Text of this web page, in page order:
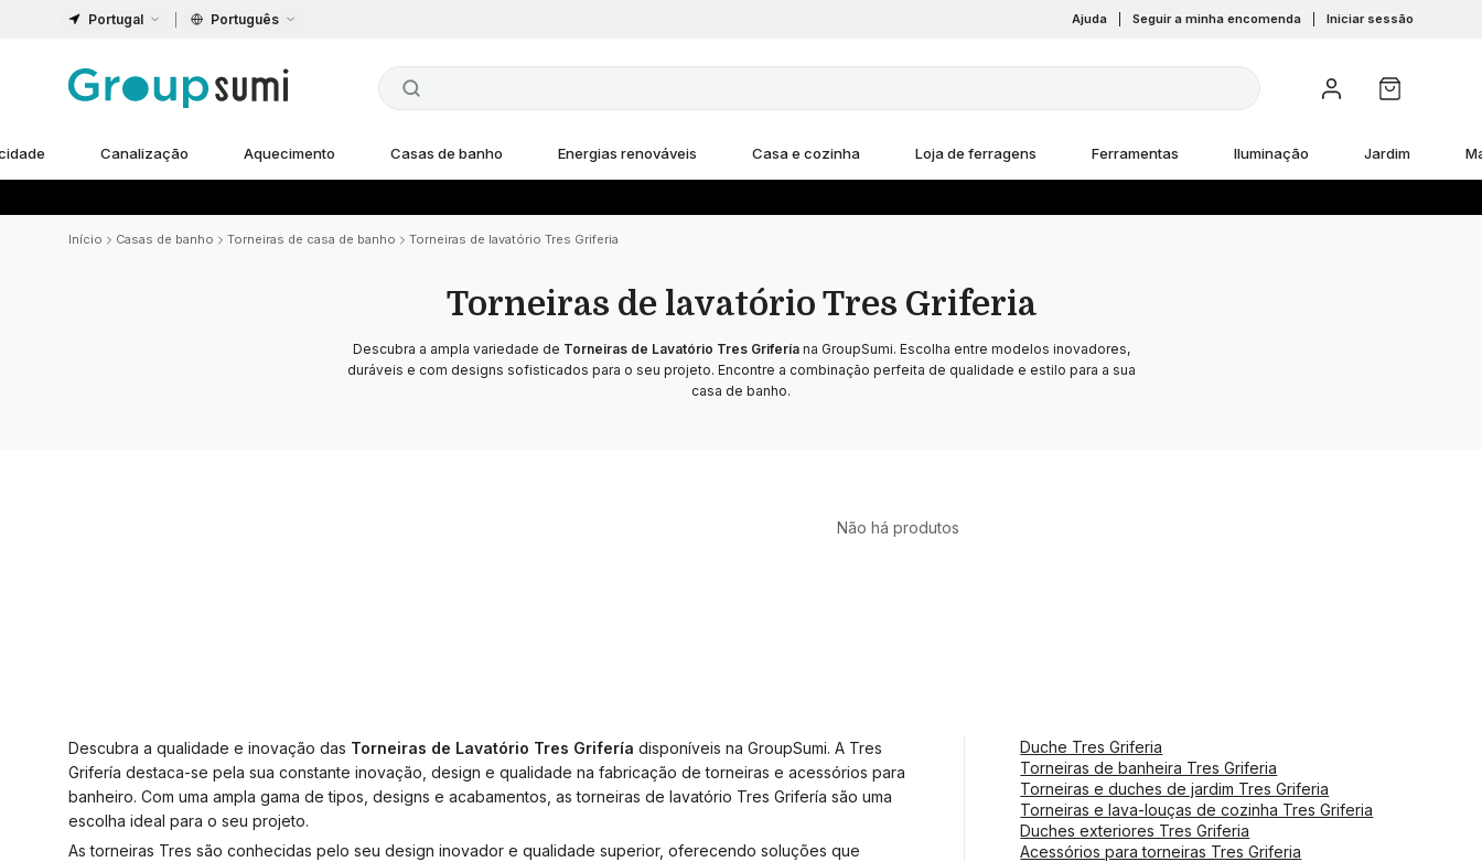
Portugal Português Ajuda Seguir a minha encomenda Iniciar sessão
Canalização Aquecimento Casas de banho Energias renováveis Casa e cozinha Loja de ferragens Ferramentas Iluminação Jardim
Início Casas de banho Torneiras de casa de banho Torneiras de lavatório Tres Griferia
Torneiras de lavatório Tres Griferia
Descubra a ampla variedade de Torneiras de Lavatório Tres Griferíana GroupSumi. Escolha entre modelos inovadores,
duráveis e com designs sofisticados para o seu projeto. Encontre a combinação perfeita de qualidade e estilo para a sua
casa de banho.
Não há produtos
Descubra a qualidade e inovação das Torneiras de Lavatório Tres Grifería disponíveis na GroupSumi. A Tres
Grifería destaca-se pela sua constante inovação, design e qualidade na fabricação de torneiras e acessórios para
banheiro. Com uma ampla gama de tipos, designs e acabamentos, as torneiras de lavatório Tres Grifería são uma
escolha ideal para o seu projeto.
As torneiras Tres são conhecidas pelo seu design inovador e qualidade superior, oferecendo soluções que
Duche Tres Griferia
Torneiras de banheira Tres Griferia
Torneiras e duches de jardim Tres Griferia
Torneiras e lava-louças de cozinha Tres Griferia
Duches exteriores Tres Griferia
Acessórios para torneiras Tres Griferia